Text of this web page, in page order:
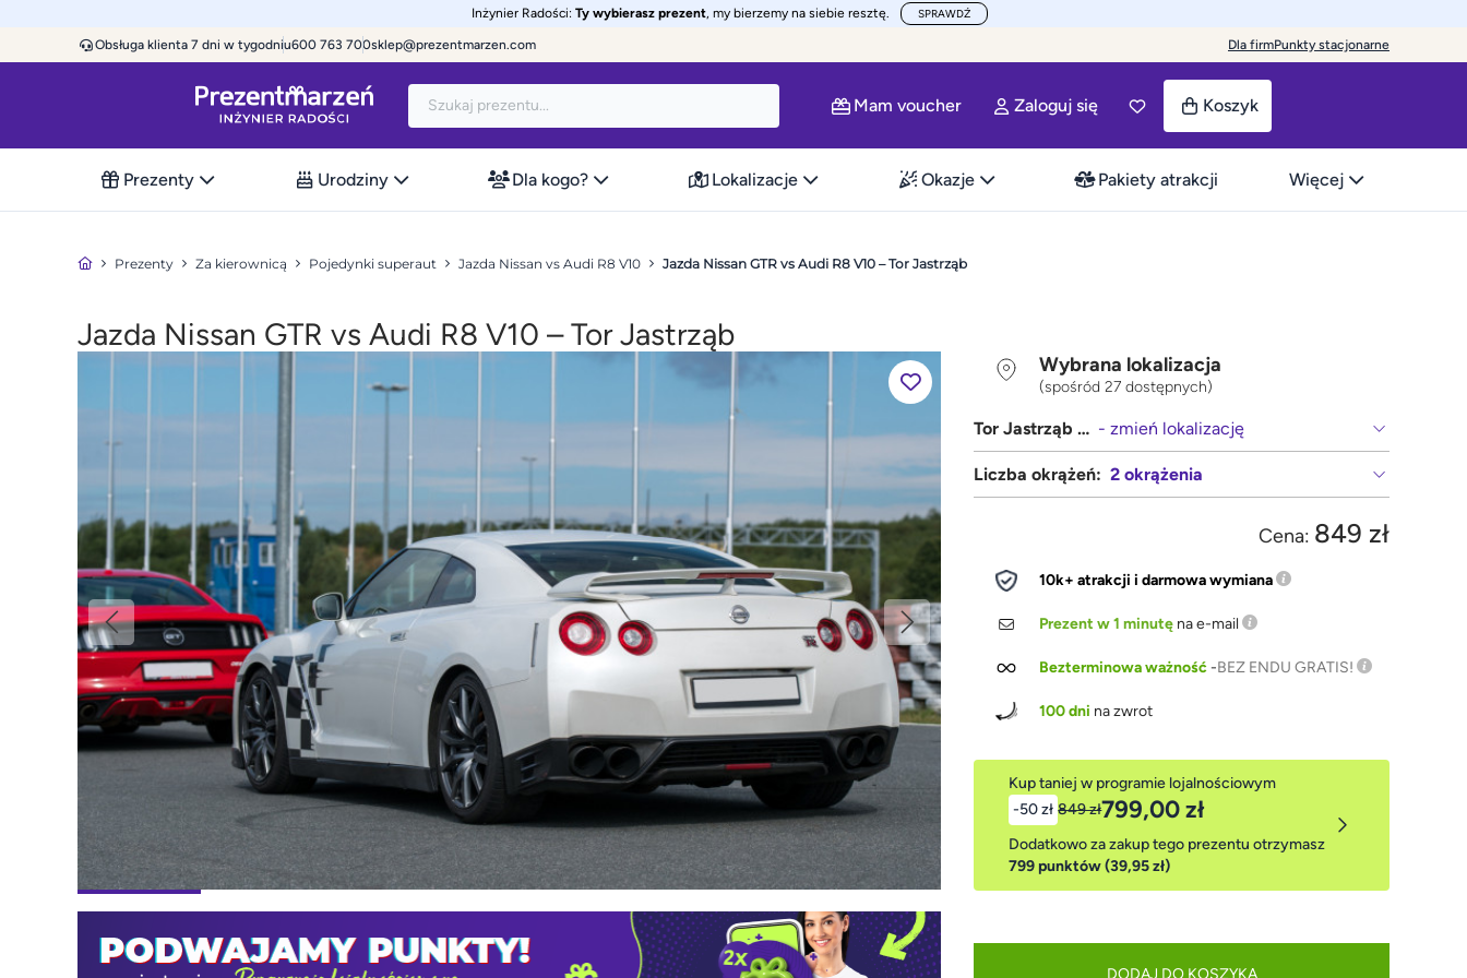
Inżynier Radości: Ty wybierasz prezent, my bierzemy na siebie resztę. SPRAWDŹ
Obsługa klienta 7 dni w tygodniu600 763 700sklep@prezentmarzen.com Dla firmPunkty stacjonarne
Mam voucher Zaloguj się Koszyk
Prezenty Urodziny Dla kogo? Lokalizacje Okazje Pakiety atrakcji Więcej
Prezenty Za kierownicą Pojedynki superaut Jazda Nissan vs Audi R8 V10 Jazda Nissan GTR vs Audi R8 V10 – Tor Jastrząb
Jazda Nissan GTR vs Audi R8 V10 – Tor Jastrząb
Wybrana lokalizacja
(spośród 27 dostępnych)
Tor Jastrząb (Radom, Kielce) - zmień lokalizację
Liczba okrążeń:2 okrążenia
Cena: 849 zł
10k+ atrakcji i darmowa wymiana
Prezent w 1 minutę na e-mail
Bezterminowa ważność-BEZ ENDU GRATIS!
100 dni na zwrot
Kup taniej w programie lojalnościowym
-50 zł 849 zł799,00 zł
Dodatkowo za zakup tego prezentu otrzymasz
799 punktów (39,95 zł)
DODAJ DO KOSZYKA